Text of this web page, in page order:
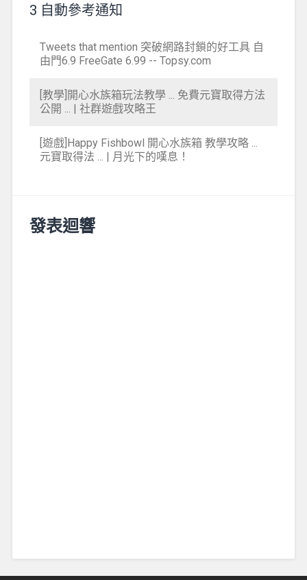
3 自動參考通知
Tweets that mention 突破網路封鎖的好工具 自
由門6.9 FreeGate 6.99 -- Topsy.com
[教學]開心水族箱玩法教學 ... 免費元寶取得方法
公開 ... | 社群遊戲攻略王
[遊戲]Happy Fishbowl 開心水族箱 教學攻略 ...
元寶取得法 ... | 月光下的嘆息！
發表迴響